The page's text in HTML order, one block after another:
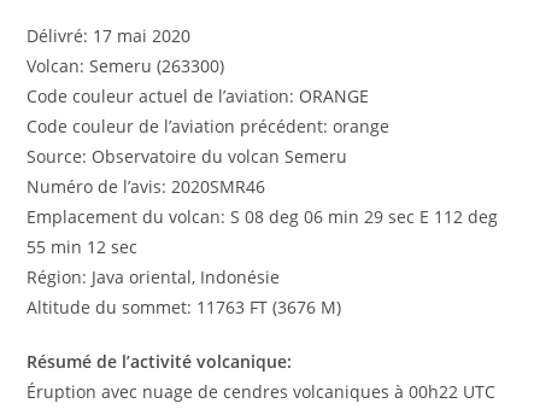
Délivré: 17 mai 2020
Volcan: Semeru (263300)
Code couleur actuel de l’aviation: ORANGE
Code couleur de l’aviation précédent: orange
Source: Observatoire du volcan Semeru
Numéro de l’avis: 2020SMR46
Emplacement du volcan: S 08 deg 06 min 29 sec E 112 deg
55 min 12 sec
Région: Java oriental, Indonésie
Altitude du sommet: 11763 FT (3676 M)
Résumé de l’activité volcanique:
Éruption avec nuage de cendres volcaniques à 00h22 UTC